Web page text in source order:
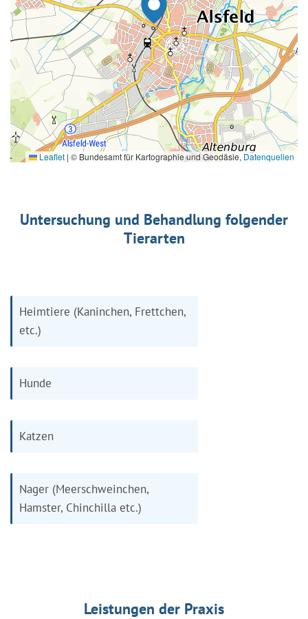
Leaflet | © Bundesamt für Kartographie und Geodäsie, Datenquellen
Untersuchung und Behandlung folgender
Tierarten
Heimtiere (Kaninchen, Frettchen,
etc.)
Hunde
Katzen
Nager (Meerschweinchen,
Hamster, Chinchilla etc.)
Leistungen der Praxis